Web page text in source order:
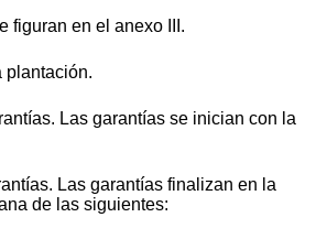
figuran en el anexo III.
Las garantías se inician con la
Las garantías finalizan en la
de las siguientes: